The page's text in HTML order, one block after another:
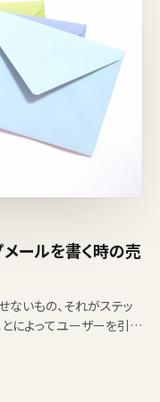
ールを書く時の売
ないもの、それがステッ
によってユーザーを引き